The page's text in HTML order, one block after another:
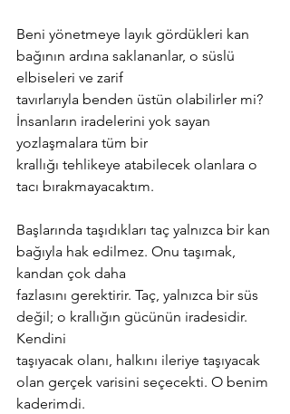
Beni yönetmeye layık gördükleri kan
bağının ardına saklananlar, o süslü
elbiseleri ve zarif
tavırlarıyla benden üstün olabilirler mi?
İnsanların iradelerini yok sayan
yozlaşmalara tüm bir
krallığı tehlikeye atabilecek olanlara o
tacı bırakmayacaktım.
Başlarında taşıdıkları taç yalnızca bir kan
bağıyla hak edilmez. Onu taşımak,
kandan çok daha
fazlasını gerektirir. Taç, yalnızca bir süs
değil; o krallığın gücünün iradesidir.
Kendini
taşıyacak olanı, halkını ileriye taşıyacak
olan gerçek varisini seçecekti. O benim
kaderimdi.